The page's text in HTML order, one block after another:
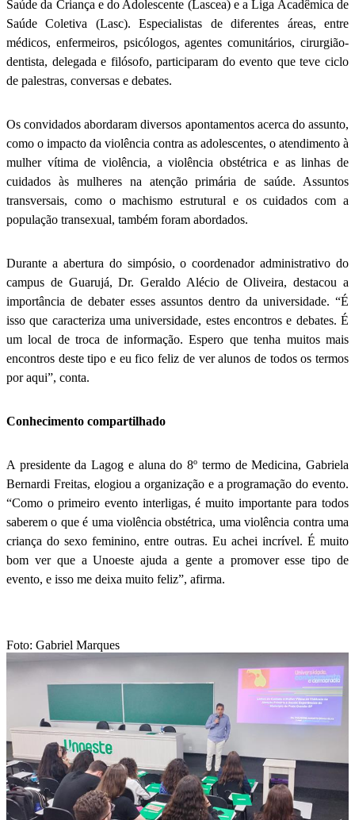
Saúde da Criança e do Adolescente (Lascea) e a Liga Acadêmica de
Saúde Coletiva (Lasc). Especialistas de diferentes áreas, entre
médicos, enfermeiros, psicólogos, agentes comunitários, cirurgião-
dentista, delegada e filósofo, participaram do evento que teve ciclo
de palestras, conversas e debates.
Os convidados abordaram diversos apontamentos acerca do assunto,
como o impacto da violência contra as adolescentes, o atendimento à
mulher vítima de violência, a violência obstétrica e as linhas de
cuidados às mulheres na atenção primária de saúde. Assuntos
transversais, como o machismo estrutural e os cuidados com a
população transexual, também foram abordados.
Durante a abertura do simpósio, o coordenador administrativo do
campus de Guarujá, Dr. Geraldo Alécio de Oliveira, destacou a
importância de debater esses assuntos dentro da universidade. “É
isso que caracteriza uma universidade, estes encontros e debates. É
um local de troca de informação. Espero que tenha muitos mais
encontros deste tipo e eu fico feliz de ver alunos de todos os termos
por aqui”, conta.
Conhecimento compartilhado
A presidente da Lagog e aluna do 8º termo de Medicina, Gabriela
Bernardi Freitas, elogiou a organização e a programação do evento.
“Como o primeiro evento interligas, é muito importante para todos
saberem o que é uma violência obstétrica, uma violência contra uma
criança do sexo feminino, entre outras. Eu achei incrível. É muito
bom ver que a Unoeste ajuda a gente a promover esse tipo de
evento, e isso me deixa muito feliz”, afirma.
Foto: Gabriel Marques